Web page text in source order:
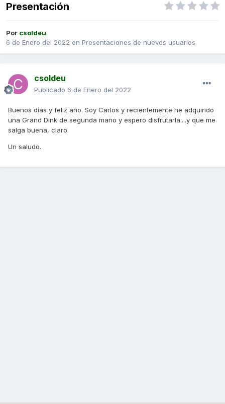
Presentación
Por csoldeu
6 de Enero del 2022 en Presentaciones de nuevos usuarios
csoldeu
Publicado 6 de Enero del 2022
Buenos días y feliz año. Soy Carlos y recientemente he adquirido
una Grand Dink de segunda mano y espero disfrutarla....y que me
salga buena, claro.
Un saludo.